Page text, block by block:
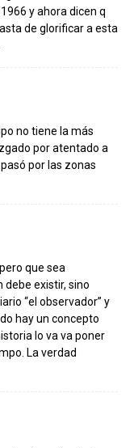
y ahora dicen q
de glorificar a esta
no tiene la más
por atentado a
por las zonas
que sea
debe existir, sino
“el observador” y
hay un concepto
lo va va poner
La verdad